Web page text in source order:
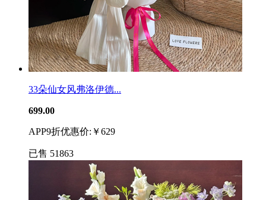
33朵仙女风弗洛伊德...
699.00
APP9折优惠价:￥629
已售 51863